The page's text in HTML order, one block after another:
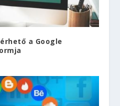
a Google